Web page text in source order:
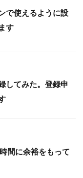
で使えるように設
す
してみた。登録申
間に余裕をもって